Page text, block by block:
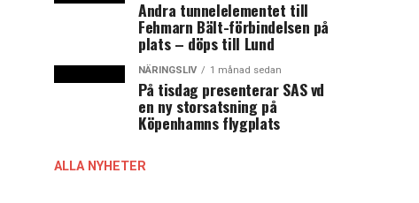
Andra tunnelelementet till
Fehmarn Bält-förbindelsen på
plats – döps till Lund
NÄRINGSLIV 1 månad sedan
På tisdag presenterar SAS vd
en ny storsatsning på
Köpenhamns flygplats
ALLA NYHETER